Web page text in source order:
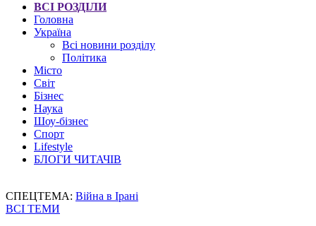
ВСІ РОЗДІЛИ
Головна
Україна
Всі новини розділу
Політика
Місто
Світ
Бізнес
Наука
Шоу-бізнес
Спорт
Lifestyle
БЛОГИ ЧИТАЧІВ
СПЕЦТЕМА: Війна в Ірані
ВСІ ТЕМИ